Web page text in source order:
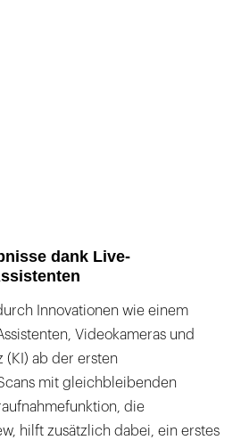
dank Live-
Innovationen wie einem
Videokameras und
(KI) ab der ersten
mit gleichbleibenden
die
hilft zusätzlich dabei, ein erstes